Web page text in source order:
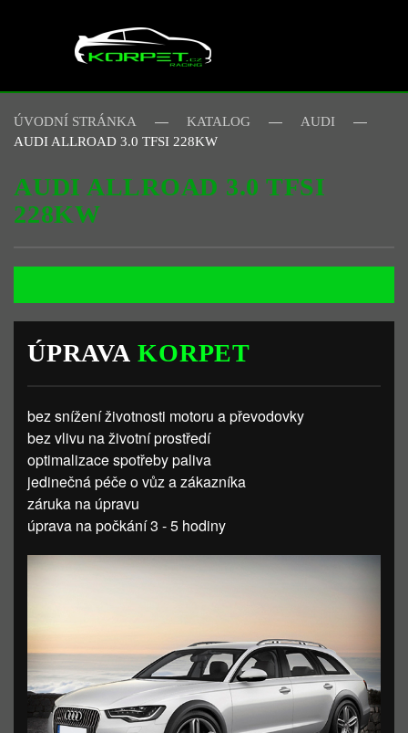
Skip to main content
ÚVODNÍ STRÁNKA KATALOG
AUDI
AUDI ALLROAD 3.0 TFSI 228KW
AUDI ALLROAD 3.0 TFSI
228KW
ÚPRAVAKORPET
bez snížení životnosti motoru a převodovky
bez vlivu na životní prostředí
optimalizace spotřeby paliva
jedinečná péče o vůz a zákazníka
záruka na úpravu
úprava na počkání 3 - 5 hodiny